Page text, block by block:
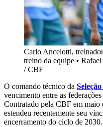
Carlo Ancelotti,
treino da equipe •
/ CBF
O comando técnico da
vencimento entre as
Contratado pela CBF em
estendeu recentemente seu
encerramento do ciclo de 2030.